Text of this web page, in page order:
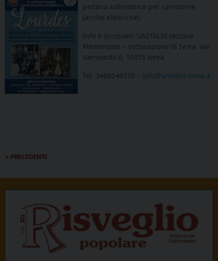
pedana sollevatrice per carrozzine
(anche elettriche).
Info e iscrizioni: UNITALSI sezione
Piemontese – sottosezione di Ivrea. Via
Varmondo 6, 10015 Ivrea.
Tel. 3468548370 – info@unitalsi-ivrea.it
P
s
t
« PRECEDENTI